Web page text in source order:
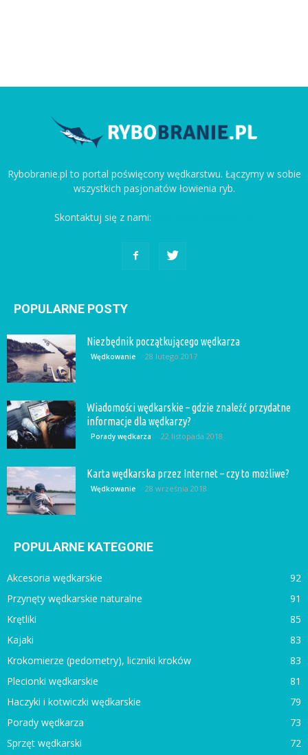
Rybobranie.pl to portal poświęcony wędkarstwu. Łączymy w sobie
wszystkich pasjonatów łowienia ryb.
Skontaktuj się z nami:
POPULARNE POSTY
Niezbędnik początkującego wędkarza
Wędkowanie 28 lutego 2017
Wiadomości wędkarskie – gdzie znaleźć przydatne
informacje dla wędkarzy?
Porady wędkarza 22 listopada 2018
Karta wędkarska przez Internet – czy to możliwe?
Wędkowanie 28 września 2018
POPULARNE KATEGORIE
Akcesoria wędkarskie
92
Przynęty wędkarskie naturalne
91
Krętliki
85
Kajaki
83
Krokomierze (pedometry), liczniki kroków
83
Plecionki wędkarskie
81
Haczyki i kotwiczki wędkarskie
79
Porady wędkarza
73
Sprzęt wędkarski
72